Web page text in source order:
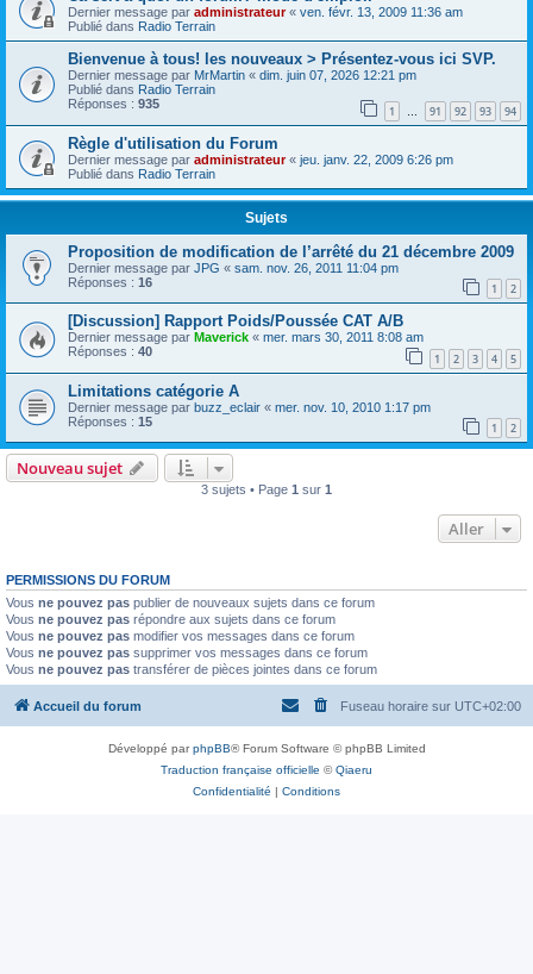
Dernier message par administrateur« ven. févr. 13, 2009 11:36 am
Publié dans Radio Terrain
Bienvenue à tous! les nouveaux > Présentez-vous ici SVP.
Dernier message par MrMartin « dim. juin 07, 2026 12:21 pm
Publié dans Radio Terrain
Réponses : 935 1 … 91 92 93 94
Règle d'utilisation du Forum
Dernier message par administrateur« jeu. janv. 22, 2009 6:26 pm
Publié dans Radio Terrain
Sujets
Proposition de modification de l’arrêté du 21 décembre 2009
Dernier message par JPG « sam. nov. 26, 2011 11:04 pm
Réponses : 16 1 2
[Discussion] Rapport Poids/Poussée CAT A/B
Dernier message par Maverick « mer. mars 30, 2011 8:08 am
Réponses : 40 1 2 3 4 5
Limitations catégorie A
Dernier message par buzz_eclair « mer. nov. 10, 2010 1:17 pm
Réponses : 15 1 2
Nouveau sujet
3 sujets • Page 1 sur 1
Aller
PERMISSIONS DU FORUM
Vous ne pouvez pas publier de nouveaux sujets dans ce forum
Vous ne pouvez pas répondre aux sujets dans ce forum
Vous ne pouvez pas modifier vos messages dans ce forum
Vous ne pouvez pas supprimer vos messages dans ce forum
Vous ne pouvez pas transférer de pièces jointes dans ce forum
Accueil du forum Fuseau horaire sur UTC+02:00
Développé parphpBB® Forum Software © phpBB Limited
Traduction française officielle ©Qiaeru
Confidentialité | Conditions